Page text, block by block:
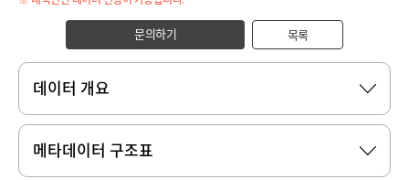
문의하기 목록
데이터 개요
메타데이터 구조표